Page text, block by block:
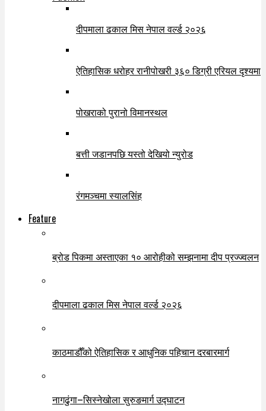
दीपमाला ढकाल मिस नेपाल वर्ल्ड २०२६
ऐतिहासिक धरोहर रानीपोखरी ३६० डिग्री एरियल दृश्यमा
पोखराको पुरानो विमानस्थल
बत्ती जडानपछि यस्तो देखियो न्युरोड
रंगमञ्चमा स्यालसिंह
Feature
ब्रोड पिकमा अस्ताएका १० आरोहीको सम्झनामा दीप प्रज्ज्वलन
दीपमाला ढकाल मिस नेपाल वर्ल्ड २०२६
काठमाडौँको ऐतिहासिक र आधुनिक पहिचान दरबारमार्ग
नागढुंगा–सिस्नेखोला सुरुङमार्ग उद्घाटन